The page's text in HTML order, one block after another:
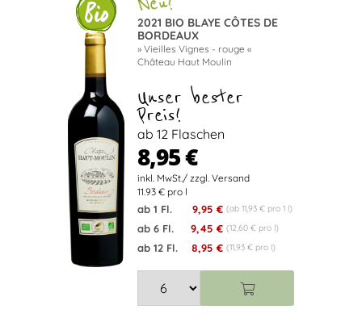
2021 BIO BLAYE CÔTES DE
BORDEAUX
» Vieilles Vignes - rouge «
Château Haut Moulin
Unser bester
Preis!
ab 12 Flaschen
8,95 €
11.93 € pro l
ab 1 Fl. 9,95 € (ab 11,93 € pro 1 l)
ab 6 Fl. 9,45 € (12,60 € pro l)
ab 12 Fl. 8,95 € (11,93 € pro l)